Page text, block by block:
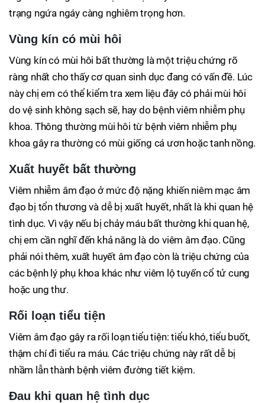
trạng ngứa ngáy càng nghiêm trọng hơn.
Vùng kín có mùi hôi
Vùng kín có mùi hôi bất thường là một triệu chứng rõ
ràng nhất cho thấy cơ quan sinh dục đang có vấn đề. Lúc
này chị em có thể kiểm tra xem liệu đây có phải mùi hôi
do vệ sinh không sạch sẽ, hay do bệnh viêm nhiễm phụ
khoa. Thông thường mùi hôi từ bệnh viêm nhiễm phụ
khoa gây ra thường có mùi giống cá ươn hoặc tanh nồng.
Xuất huyết bất thường
Viêm nhiễm âm đạo ở mức độ nặng khiến niêm mạc âm
đạo bị tổn thương và dễ bị xuất huyết, nhất là khi quan hệ
tình dục. Vì vậy nếu bị chảy máu bất thường khi quan hệ,
chị em cần nghĩ đến khả năng là do viêm âm đạo. Cũng
phải nói thêm, xuất huyết âm đạo còn là triệu chứng của
các bệnh lý phụ khoa khác như viêm lộ tuyến cổ tử cung
hoặc ung thư.
Rối loạn tiểu tiện
Viêm âm đạo gây ra rối loạn tiểu tiện: tiểu khó, tiểu buốt,
thậm chí đi tiểu ra máu. Các triệu chứng này rất dễ bị
nhầm lẫn thành bệnh viêm đường tiết kiệm.
Đau khi quan hệ tình dục